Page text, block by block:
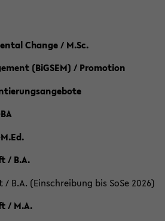
Change / M.Sc.
(BiGSEM) / Promotion
/ B.A.
B.A. (Einschreibung bis SoSe 2026)
/ M.A.